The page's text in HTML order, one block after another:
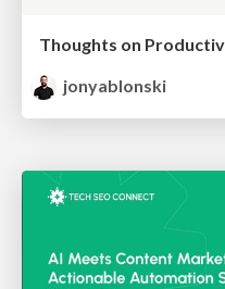
Thoughts on
jonyablonski